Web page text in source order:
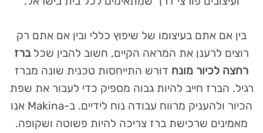
בין אם אתם בעיצומו של שיפוץ כללי ובין אם אתם רק
רוצים לרענן את המראה הקיים, חשוב להבין שכלברז
רחצה לכיור מונח דורש התייחסות טכנית שונה מברז
רגיל. הברז חייב להיות גבוה מספיק כדי לעבור את שפת
הכיור ולהעניק מרווח עבודה נוח לידיים. ב-Makina אנו
מאמינים שרכישת ברז צריכה להיות פשוטה ושקופה.